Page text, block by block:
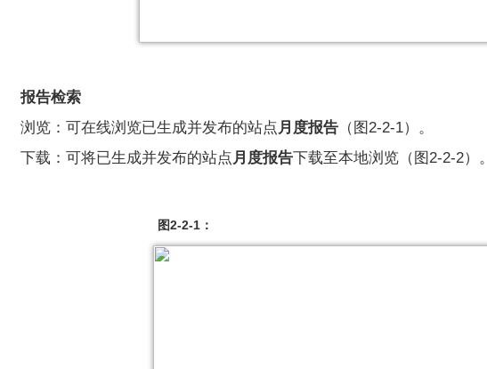
报告检索
浏览：可在线浏览已生成并发布的站点 月度报告 （图2-2-1）。
下载：可将已生成并发布的站点 月度报告下载至本地浏览（图2-2-2）。
图2-2-1：